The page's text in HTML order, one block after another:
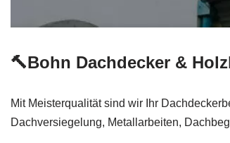
🔨Bohn Dachdecker &
Mit Meisterqualität sind wir Ihr
Dachversiegelung, Metallarbeiten,